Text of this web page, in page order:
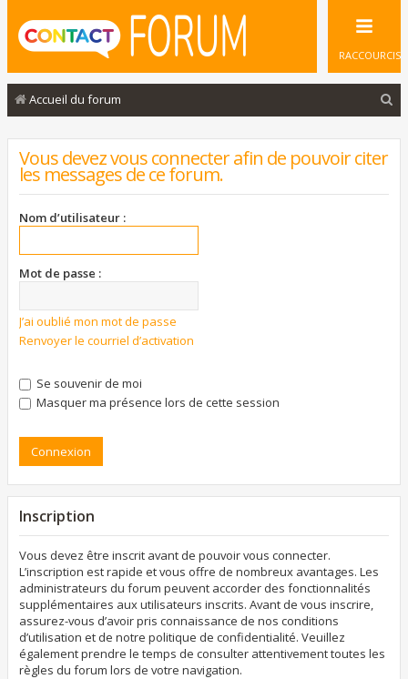
RACCOURCIS
Accueil du forum
Vous devez vous connecter afin de pouvoir citer
les messages de ce forum.
Nom d’utilisateur :
Mot de passe :
J’ai oublié mon mot de passe
Renvoyer le courriel d’activation
Se souvenir de moi
Masquer ma présence lors de cette session
Inscription
Vous devez être inscrit avant de pouvoir vous connecter.
L’inscription est rapide et vous offre de nombreux avantages. Les
administrateurs du forum peuvent accorder des fonctionnalités
supplémentaires aux utilisateurs inscrits. Avant de vous inscrire,
assurez-vous d’avoir pris connaissance de nos conditions
d’utilisation et de notre politique de confidentialité. Veuillez
également prendre le temps de consulter attentivement toutes les
règles du forum lors de votre navigation.